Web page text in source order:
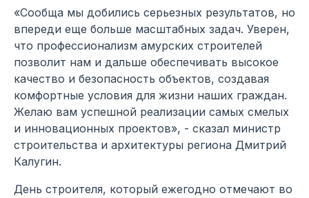
«Сообща мы добились серьезных результатов, но
впереди еще больше масштабных задач. Уверен,
что профессионализм амурских строителей
позволит нам и дальше обеспечивать высокое
качество и безопасность объектов, создавая
комфортные условия для жизни наших граждан.
Желаю вам успешной реализации самых смелых
и инновационных проектов», - сказал министр
строительства и архитектуры региона Дмитрий
Калугин.
День строителя, который ежегодно отмечают во